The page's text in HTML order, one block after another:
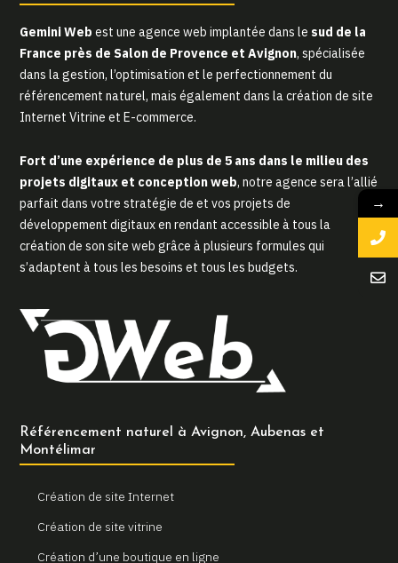
Gemini Web est une agence web implantée dans le sud de la
France près de Salon de Provence et Avignon, spécialisée
dans la gestion, l’optimisation et le perfectionnement du
référencement naturel, mais également dans la création de site
Internet Vitrine et E-commerce.
Fort d’une expérience de plus de 5 ans dans le milieu des
projets digitaux et conception web, notre agence sera l’allié
parfait dans votre stratégie de et vos projets de
développement digitaux en rendant accessible à tous la
création de son site web grâce à plusieurs formules qui
s’adaptent à tous les besoins et tous les budgets.
Référencement naturel à Avignon, Aubenas et
Montélimar
Création de site Internet
Création de site vitrine
Création d’une boutique en ligne
→